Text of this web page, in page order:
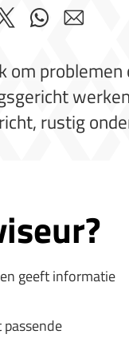
rustig
geeft informatie